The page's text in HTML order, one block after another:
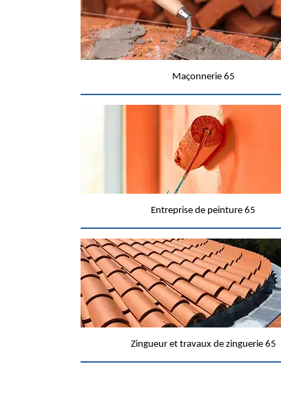
Maçonnerie 65
Entreprise de peinture 65
Zingueur et travaux de zinguerie 65